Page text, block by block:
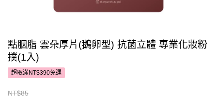
點胭脂 雲朵厚片(鵝卵型) 抗菌立體 專業化妝粉
撲(1入)
超取滿NT$390免運
NT$85